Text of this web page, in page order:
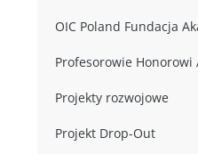
OIC Poland Fundacja
Profesorowie Honorowi
Projekty rozwojowe
Projekt Drop-Out